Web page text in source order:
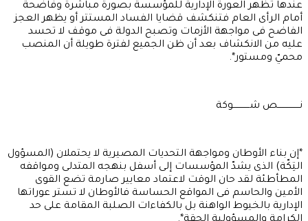
عندها تظهر العورة الإدارية للمؤسسة بصورة مباشرة وفاضحة
أمام الرأى العام فتنكشف قضايا الفساد المستتر أو يظهر العجز
الفاضح فى مواجهة الأزمات وتصبح الدولة فى موقف لا تحسد
عليه من الانكشاف بعد أن ظن الجميع لفترة طويلة أن المنصب
محميّ ومستور*.
نــــــــــــــــص شــــــــــــوكة
*إن بناء الأوطان ومواجهة التحديات المصيرية لا يحتملان (المسؤول
التِكّة) الذى يشدّ المؤسسات إلى أسفل بنهجه المتدلى ومواقفه
المطأطئة لقد حان الوقت لاعتماد معايير صارمة تضع القوى
الأمين والحاسم فى المواقع الحساسة فالأوطان لا تستر عوراتها
الإدارية بالخيوط الواهنة بل بالكفاءات الصلبة المقامة على حد